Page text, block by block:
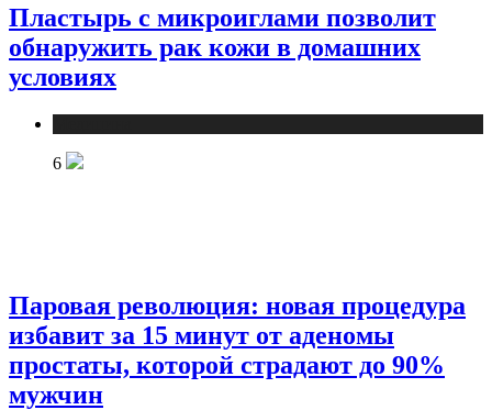
Пластырь с микроиглами позволит
обнаружить рак кожи в домашних
условиях
6
Паровая революция: новая процедура
избавит за 15 минут от аденомы
простаты, которой страдают до 90%
мужчин